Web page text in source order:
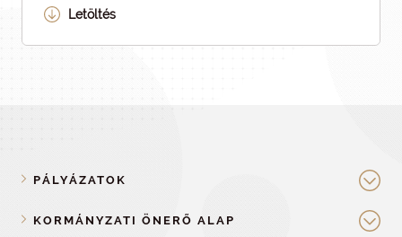
Letöltés
PÁLYÁZATOK
KORMÁNYZATI ÖNERŐ ALAP